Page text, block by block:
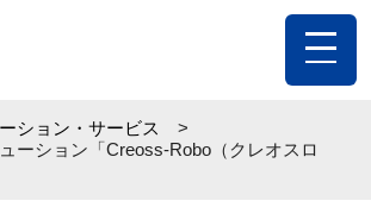
toggle
ション・サービス
ーション「Creoss-Robo（クレオスロ